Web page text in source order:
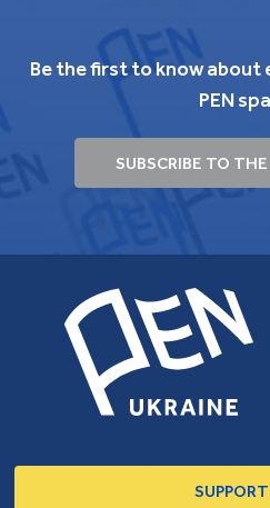
Be the first to know about
PEN
SUBSCRIBE TO